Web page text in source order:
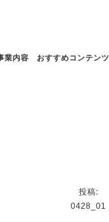
業内容 おすすめコンテンツ
投稿:
0428_01